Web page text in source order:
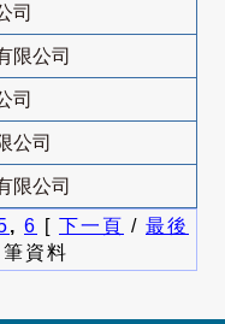
司
限公司
司
公司
限公司
, 6 [ 下一頁 / 最後
筆資料